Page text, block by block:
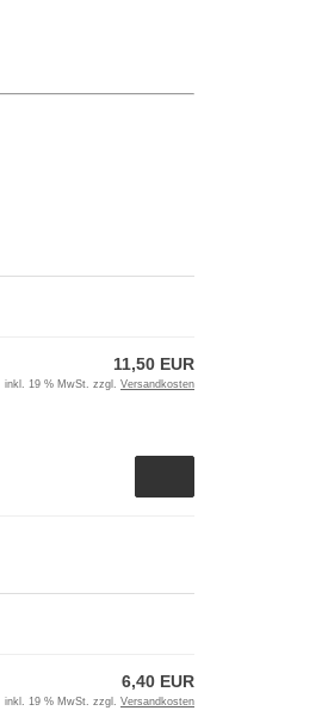
11,50 EUR
inkl. 19 % MwSt. zzgl. Versandkosten
6,40 EUR
inkl. 19 % MwSt. zzgl. Versandkosten